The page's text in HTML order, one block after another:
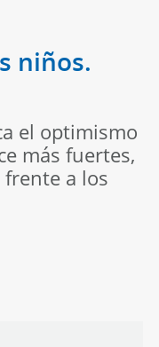
niños.
el optimismo
más fuertes,
a los